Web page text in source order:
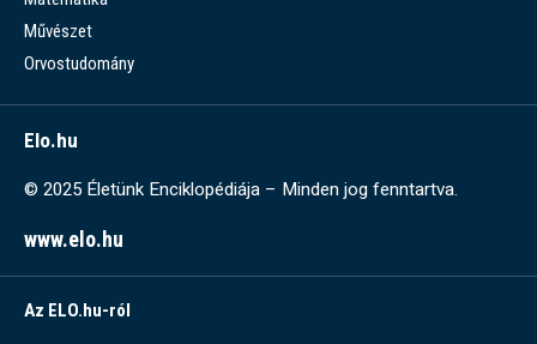
Művészet
Orvostudomány
Elo.hu
© 2025 Életünk Enciklopédiája – Minden jog fenntartva.
www.elo.hu
Az ELO.hu-ról